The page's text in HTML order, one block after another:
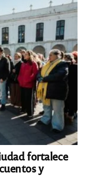
fortalece
y